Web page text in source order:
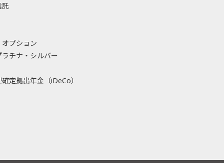
託
プション
ラチナ・シルバー
定拠出年金（iDeCo）